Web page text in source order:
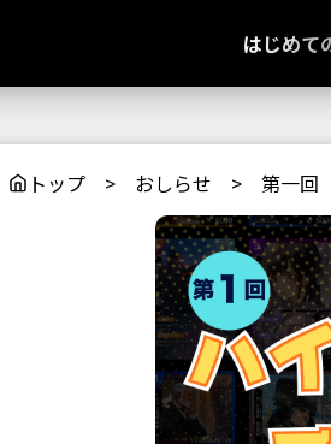
はじめて
トップ> おしらせ > 第一回